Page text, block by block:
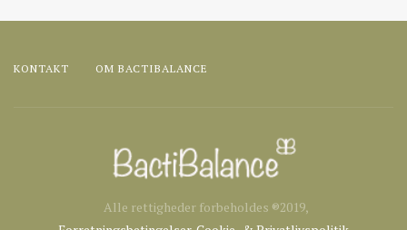
KONTAKT OM BACTIBALANCE
Alle rettigheder forbeholdes ®2019,